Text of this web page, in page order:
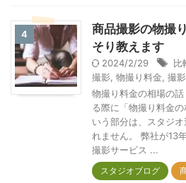
4
商品撮影の物撮
そり教えます
2024/2/29 比
撮影 物撮り料金 撮
物撮り料金の相場の
る際に「物撮り料金
いう部分は、スタジ
れません。 弊社が13
撮影サービス ...
スタジオブログ